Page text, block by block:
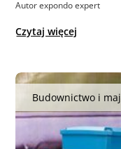
Autor expondo expert
Czytaj więcej
Budownictwo i